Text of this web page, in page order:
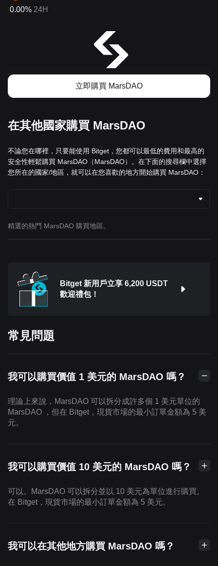
0.00% 24H
立即購買 MarsDAO
在其他國家購買 MarsDAO
不論您在哪裡，只要能使用 Bitget，您都可以最低的費用和最高的
安全性輕鬆購買 MarsDAO（MarsDAO）。在下面的搜尋欄中選擇
您所在的國家/地區，就可以在您喜歡的地方開始購買 MarsDAO：
精選的熱門 MarsDAO 購買地區。
Bitget 新用戶立享 6,200 USDT
歡迎禮包！
常見問題
我可以購買價值 1 美元的 MarsDAO 嗎？
理論上來說，MarsDAO 可以拆分成許多個 1 美元單位的
MarsDAO ，但在 Bitget，現貨市場的最小訂單金額為 5 美
元。
我可以購買價值 10 美元的 MarsDAO 嗎？
可以。MarsDAO 可以拆分並以 10 美元為單位進行購買。
在 Bitget，現貨市場的最小訂單金額為 5 美元。
我可以在其他地方購買 MarsDAO 嗎？